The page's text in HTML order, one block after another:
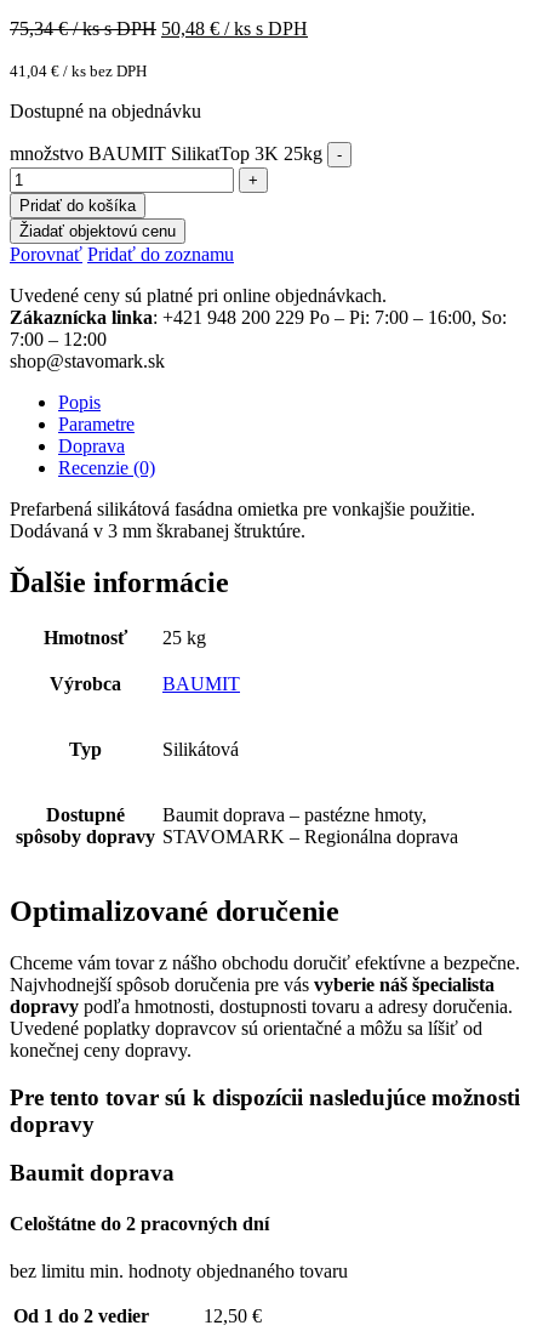
75,34€ / ks s DPH 50,48 € / ks s DPH
41,04 € / ks bez DPH
Dostupné na objednávku
množstvo BAUMIT SilikatTop 3K 25kg
Pridať do košíka
Žiadať objektovú cenu
Porovnať Pridať do zoznamu
Uvedené ceny sú platné pri online objednávkach.
Zákaznícka linka: +421 948 200 229 Po – Pi: 7:00 – 16:00, So:
7:00 – 12:00
shop@stavomark.sk
Popis
Parametre
Doprava
Recenzie (0)
Prefarbená silikátová fasádna omietka pre vonkajšie použitie.
Dodávaná v 3 mm škrabanej štruktúre.
Ďalšie informácie
Hmotnosť 25 kg
Výrobca BAUMIT
Typ Silikátová
Dostupné
spôsoby dopravy
Baumit doprava – pastézne hmoty,
STAVOMARK – Regionálna doprava
Optimalizované doručenie
Chceme vám tovar z nášho obchodu doručiť efektívne a bezpečne.
Najvhodnejší spôsob doručenia pre vás vyberie náš špecialista
dopravy podľa hmotnosti, dostupnosti tovaru a adresy doručenia.
Uvedené poplatky dopravcov sú orientačné a môžu sa líšiť od
konečnej ceny dopravy.
Pre tento tovar sú k dispozícii nasledujúce možnosti
dopravy
Baumit doprava
Celoštátne do 2 pracovných dní
bez limitu min. hodnoty objednaného tovaru
Od 1 do 2 vedier 12,50 €